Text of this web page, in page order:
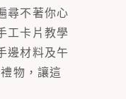
尋不著你心
工卡片教學
邊材料及午
物，讓這